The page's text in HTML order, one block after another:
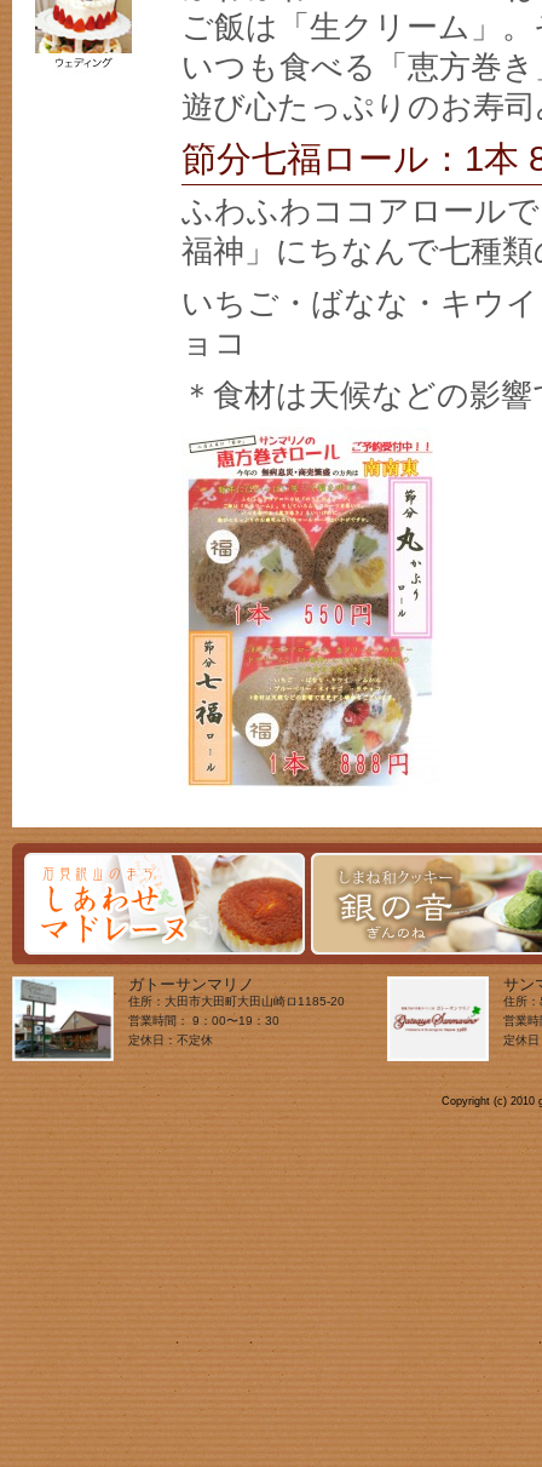
ご飯は「生クリーム」
いつも食べる「恵方巻
遊び心たっぷりのお寿
節分七福ロール：1本
ふわふわココアロール
福神」にちなんで七種
いちご・ばなな・キウ
ョコ
＊食材は天候などの影
ガトーサンマリノ
住所：大田市大田町大田山崎ロ1185-20
営業時間： 9：00〜19：30
定休日：不定休
サン
住所
営業
定休日
Copyright (c) 2010